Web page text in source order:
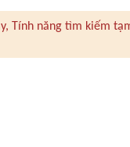
Tính năng tìm kiếm